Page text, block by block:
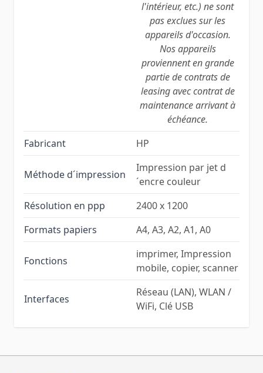
l'intérieur, etc.) ne sont
pas exclues sur les
appareils d'occasion.
Nos appareils
proviennent en grande
partie de contrats de
leasing avec contrat de
maintenance arrivant à
échéance.
Fabricant
HP
Méthode d´impression
Impression par jet d
´encre couleur
Résolution en ppp
2400 x 1200
Formats papiers
A4, A3, A2, A1, A0
Fonctions
imprimer, Impression
mobile, copier, scanner
Interfaces
Réseau (LAN), WLAN /
WiFi, Clé USB